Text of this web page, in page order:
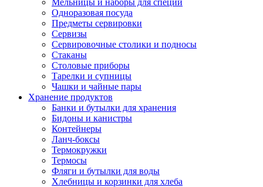
Мельницы и наборы для специй
Одноразовая посуда
Предметы сервировки
Сервизы
Сервировочные столики и подносы
Стаканы
Столовые приборы
Тарелки и супницы
Чашки и чайные пары
Хранение продуктов
Банки и бутылки для хранения
Бидоны и канистры
Контейнеры
Ланч-боксы
Термокружки
Термосы
Фляги и бутылки для воды
Хлебницы и корзинки для хлеба